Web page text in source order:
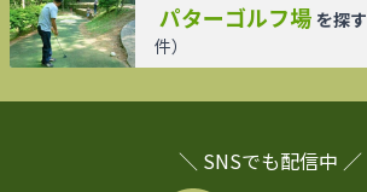
パターゴルフ場 を探す
件）
＼ SNSでも配信中 ／